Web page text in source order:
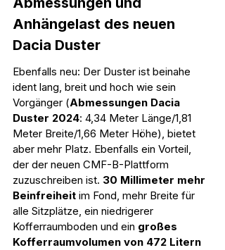
Anhängelast des neuen
Dacia Duster
Ebenfalls neu: Der Duster ist beinahe
ident lang, breit und hoch wie sein
Vorgänger (Abmessungen Dacia
Duster 2024: 4,34 Meter Länge/1,81
Meter Breite/1,66 Meter Höhe), bietet
aber mehr Platz. Ebenfalls ein Vorteil,
der der neuen CMF-B-Plattform
zuzuschreiben ist. 30 Millimeter mehr
Beinfreiheit im Fond, mehr Breite für
alle Sitzplätze, ein niedrigerer
Kofferraumboden und ein großes
Kofferraumvolumen von 472 Litern